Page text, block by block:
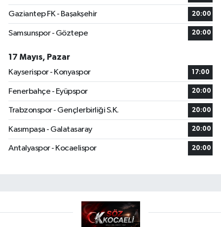
Gaziantep FK - Başakşehir 20:00
Samsunspor - Göztepe 20:00
17 Mayıs, Pazar
Kayserispor - Konyaspor
17:00
Fenerbahçe - Eyüpspor 20:00
Trabzonspor - Gençlerbirliği S.K. 20:00
Kasımpaşa - Galatasaray 20:00
Antalyaspor - Kocaelispor 20:00